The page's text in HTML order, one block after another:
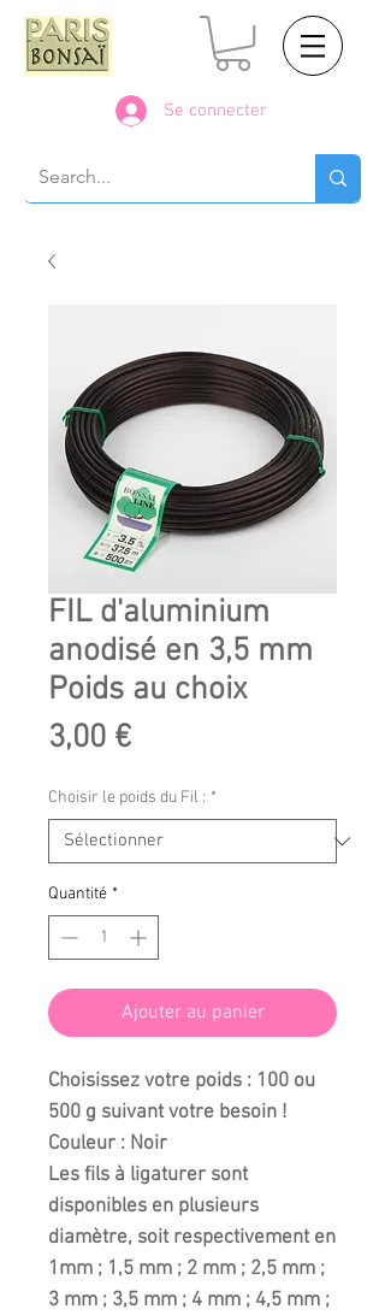
Se connecter
FIL d'aluminium
anodisé en 3,5 mm
Poids au choix
3,00 €Prix
Choisir le poids du Fil : *
Quantité *
Ajouter au panier
Choisissez votre poids : 100 ou
500 g suivant votre besoin !
Couleur : Noir
Les fils à ligaturer sont
disponibles en plusieurs
diamètre, soit respectivement en
1mm ; 1,5 mm ; 2 mm ; 2,5 mm ;
3 mm ; 3,5 mm ; 4 mm ; 4,5 mm ;